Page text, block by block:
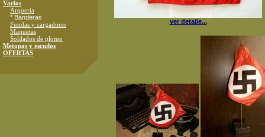
Varios
Arquería
* Banderas
Fundas y cargadores
Maquetas
Soldados de plomo
Metopas y escudos
OFERTAS
ver detalle...